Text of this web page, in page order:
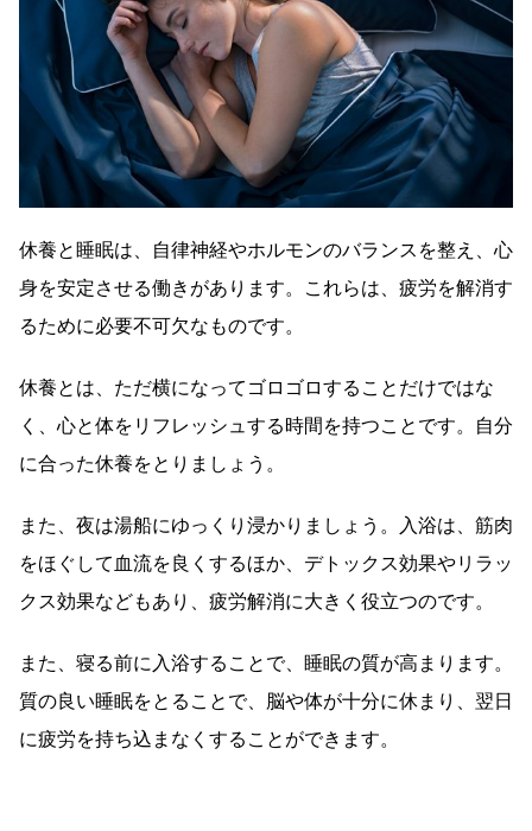
休養と睡眠は、自律神経やホルモンのバランスを整え、心
身を安定させる働きがあります。これらは、疲労を解消す
るために必要不可欠なものです。
休養とは、ただ横になってゴロゴロすることだけではな
く、心と体をリフレッシュする時間を持つことです。自分
に合った休養をとりましょう。
また、夜は湯船にゆっくり浸かりましょう。入浴は、筋肉
をほぐして血流を良くするほか、デトックス効果やリラッ
クス効果などもあり、疲労解消に大きく役立つのです。
また、寝る前に入浴することで、睡眠の質が高まります。
質の良い睡眠をとることで、脳や体が十分に休まり、翌日
に疲労を持ち込まなくすることができます。